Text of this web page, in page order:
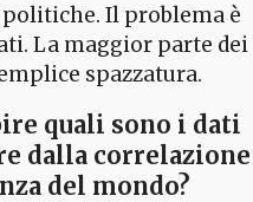
Il problema è
La maggior parte dei
spazzatura.
quali sono i dati
dalla correlazione
del mondo?